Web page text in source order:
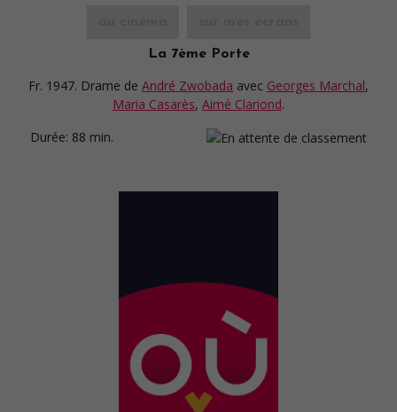
La 7ème Porte
Fr. 1947. Drame de André Zwobada avec Georges Marchal,
Maria Casarès, Aimé Clariond.
Durée: 88 min.